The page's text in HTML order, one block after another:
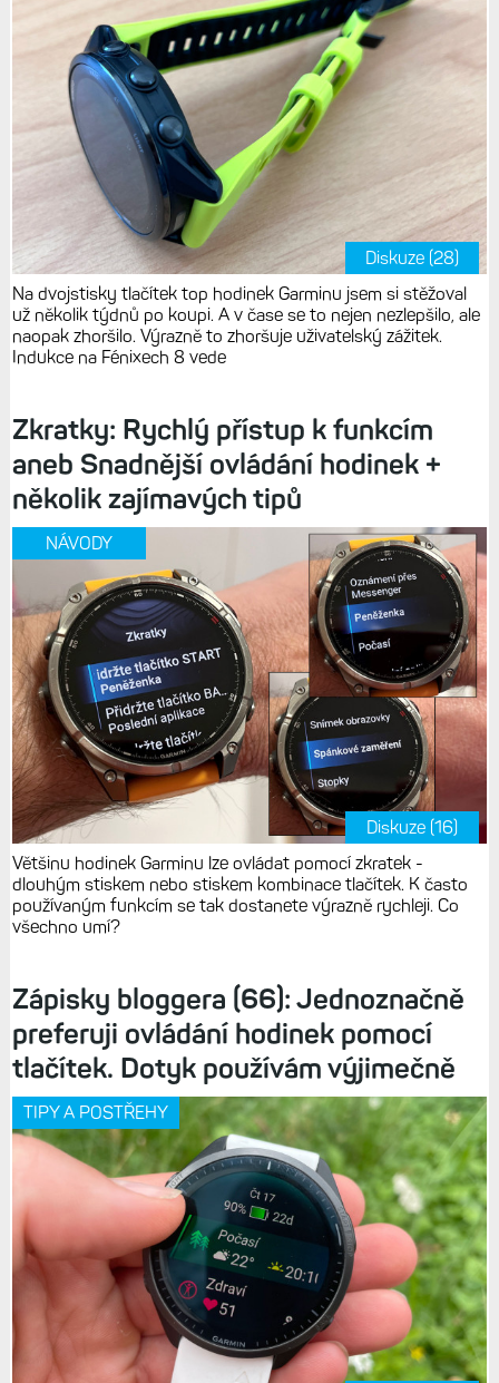
Diskuze (28)
Na dvojstisky tlačítek top hodinek Garminu jsem si stěžoval
už několik týdnů po koupi. A v čase se to nejen nezlepšilo, ale
naopak zhoršilo. Výrazně to zhoršuje uživatelský zážitek.
Indukce na Fénixech 8 vede
Zkratky: Rychlý přístup k funkcím
aneb Snadnější ovládání hodinek +
několik zajímavých tipů
NÁVODY
Diskuze (16)
Většinu hodinek Garminu lze ovládat pomocí zkratek -
dlouhým stiskem nebo stiskem kombinace tlačítek. K často
používaným funkcím se tak dostanete výrazně rychleji. Co
všechno umí?
Zápisky bloggera (66): Jednoznačně
preferuji ovládání hodinek pomocí
tlačítek. Dotyk používám výjimečně
TIPY A POSTŘEHY